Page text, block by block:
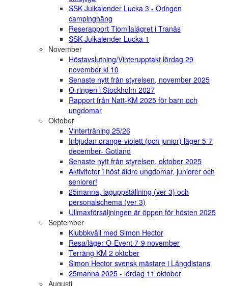
SSK Julkalender Lucka 3 - Oringen
campinghäng
Reserapport Tiomilalägret i Tranås
SSK Julkalender Lucka 1
November
Höstavslutning/Vinterupptakt lördag 29
november kl 10
Senaste nytt från styrelsen, november 2025
O-ringen i Stockholm 2027
Rapport från Natt-KM 2025 för barn och
ungdomar
Oktober
Vinterträning 25/26
Inbjudan orange-violett (och junior) läger 5-7
december- Gotland
Senaste nytt från styrelsen, oktober 2025
Aktiviteter i höst äldre ungdomar, juniorer och
seniorer!
25manna, laguppställning (ver 3) och
personalschema (ver 3)
Ullmaxförsäljningen är öppen för hösten 2025
September
Klubbkväll med Simon Hector
Resa/läger O-Event 7-9 november
Terräng KM 2 oktober
Simon Hector svensk mästare i Långdistans
25manna 2025 - lördag 11 oktober
Augusti